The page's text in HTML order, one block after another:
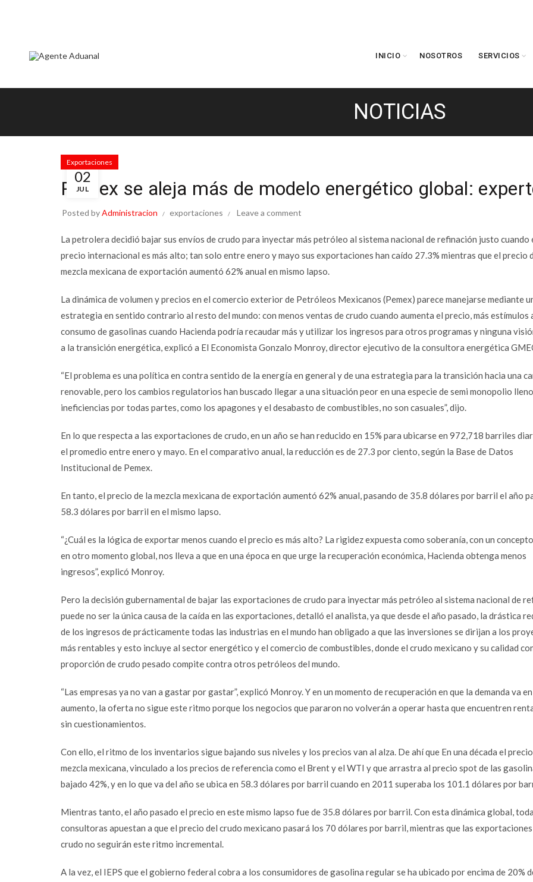
INICIO NOSOTROS SERVICIOS
NOTICIAS
02
JUL
Exportaciones
Pemex se aleja más de modelo energético global:
Posted byAdministracion exportaciones Leave a comment
La petrolera decidió bajar sus envíos de crudo para inyectar más petróleo al sistema nacional de refinación justo cuando
precio internacional es más alto; tan solo entre enero y mayo sus exportaciones han caído 27.3% mientras que el precio
mezcla mexicana de exportación aumentó 62% anual en mismo lapso.
La dinámica de volumen y precios en el comercio exterior de Petróleos Mexicanos (Pemex) parece manejarse mediante
estrategia en sentido contrario al resto del mundo: con menos ventas de crudo cuando aumenta el precio, más estímulos
consumo de gasolinas cuando Hacienda podría recaudar más y utilizar los ingresos para otros programas y ninguna
a la transición energética, explicó a El Economista Gonzalo Monroy, director ejecutivo de la consultora energética
“El problema es una política en contra sentido de la energía en general y de una estrategia para la transición hacia una
renovable, pero los cambios regulatorios han buscado llegar a una situación peor en una especie de semi monopolio
ineficiencias por todas partes, como los apagones y el desabasto de combustibles, no son casuales”, dijo.
En lo que respecta a las exportaciones de crudo, en un año se han reducido en 15% para ubicarse en 972,718 barriles
el promedio entre enero y mayo. En el comparativo anual, la reducción es de 27.3 por ciento, según la Base de Datos
Institucional de Pemex.
En tanto, el precio de la mezcla mexicana de exportación aumentó 62% anual, pasando de 35.8 dólares por barril el año
58.3 dólares por barril en el mismo lapso.
“¿Cuál es la lógica de exportar menos cuando el precio es más alto? La rigidez expuesta como soberanía, con un
en otro momento global, nos lleva a que en una época en que urge la recuperación económica, Hacienda obtenga menos
ingresos”, explicó Monroy.
Pero la decisión gubernamental de bajar las exportaciones de crudo para inyectar más petróleo al sistema nacional de
puede no ser la única causa de la caída en las exportaciones, detalló el analista, ya que desde el año pasado, la drástica
de los ingresos de prácticamente todas las industrias en el mundo han obligado a que las inversiones se dirijan a los
más rentables y esto incluye al sector energético y el comercio de combustibles, donde el crudo mexicano y su calidad
proporción de crudo pesado compite contra otros petróleos del mundo.
“Las empresas ya no van a gastar por gastar”, explicó Monroy. Y en un momento de recuperación en que la demanda va en
aumento, la oferta no sigue este ritmo porque los negocios que pararon no volverán a operar hasta que encuentren
sin cuestionamientos.
Con ello, el ritmo de los inventarios sigue bajando sus niveles y los precios van al alza. De ahí que En una década el
mezcla mexicana, vinculado a los precios de referencia como el Brent y el WTI y que arrastra al precio spot de las
bajado 42%, y en lo que va del año se ubica en 58.3 dólares por barril cuando en 2011 superaba los 101.1 dólares por
Mientras tanto, el año pasado el precio en este mismo lapso fue de 35.8 dólares por barril. Con esta dinámica global,
consultoras apuestan a que el precio del crudo mexicano pasará los 70 dólares por barril, mientras que las
crudo no seguirán este ritmo incremental.
A la vez, el IEPS que el gobierno federal cobra a los consumidores de gasolina regular se ha ubicado por encima de 20%